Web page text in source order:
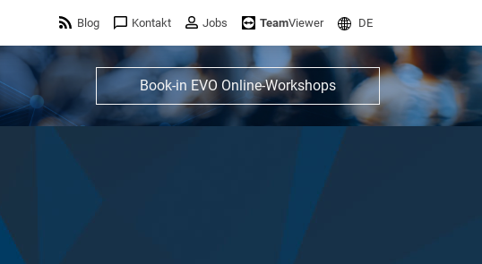
Blog Kontakt Jobs TeamViewer DE
Book-in EVO Online-Workshops